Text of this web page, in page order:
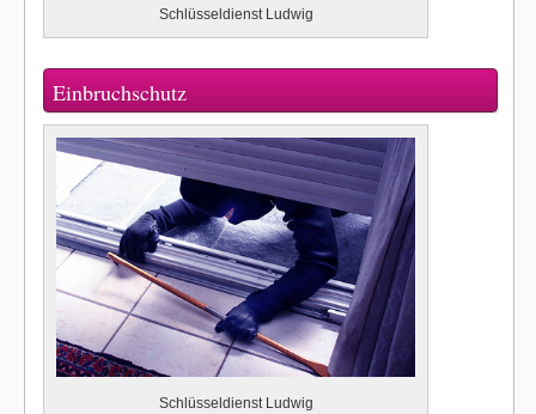
Schlüsseldienst Ludwig
Einbruchschutz
Schlüsseldienst Ludwig